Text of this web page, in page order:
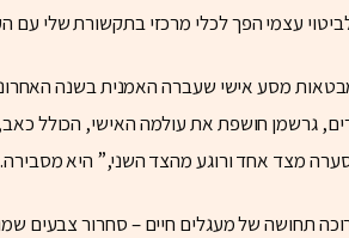
עצמי הפך לכלי מרכזי בתקשורת שלי עם
מסע אישי שעברה האמנית בשנה
גרשמן חושפת את עולמה האישי, הכולל כאב,
מצד אחד ורוגע מהצד השני,” היא מסבירה.
תחושה של מעגלים חיים – סחרור צבעים